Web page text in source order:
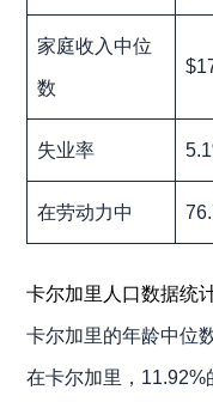
家庭收入中位
数
失业率
在劳动力中
卡尔加里人口数据统
卡尔加里的年龄中位
在卡尔加里，11.92%